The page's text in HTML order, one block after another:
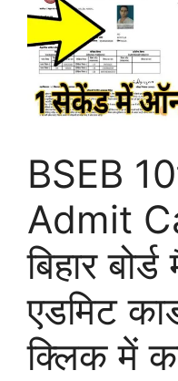
BSEB
Admit
बिहार
एडमिट
क्लिक में